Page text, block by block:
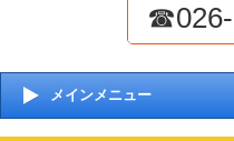
☎026-
メインメニュー